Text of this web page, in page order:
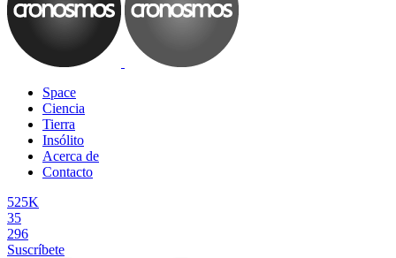
Space
Ciencia
Tierra
Insólito
Acerca de
Contacto
525K
35
296
Suscríbete